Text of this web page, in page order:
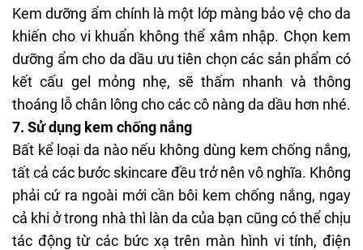
Kem dưỡng ẩm chính là một lớp màng bảo vệ cho da
khiến cho vi khuẩn không thể xâm nhập. Chọn kem
dưỡng ẩm cho da dầu ưu tiên chọn các sản phẩm có
kết cấu gel mỏng nhẹ, sẽ thấm nhanh và thông
thoáng lỗ chân lông cho các cô nàng da dầu hơn nhé.
7. Sử dụng kem chống nắng
Bất kể loại da nào nếu không dùng kem chống nắng,
tất cả các bước skincare đều trở nên vô nghĩa. Không
phải cứ ra ngoài mới cần bôi kem chống nắng, ngay
cả khi ở trong nhà thì làn da của bạn cũng có thể chịu
tác động từ các bức xạ trên màn hình vi tính, điện